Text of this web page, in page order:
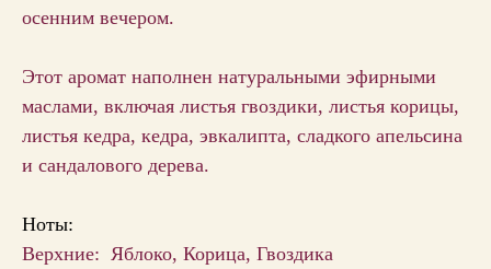
осенним вечером.
Этот аромат наполнен натуральными эфирными
маслами, включая листья гвоздики, листья корицы,
листья кедра, кедра, эвкалипта, сладкого апельсина
и сандалового дерева.
Ноты:
Верхние: Яблоко, Корица, Гвоздика